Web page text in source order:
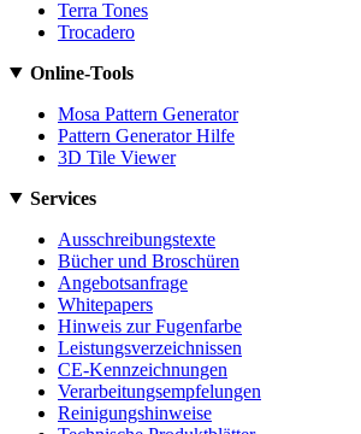
Terra Tones
Trocadero
Online-Tools
Mosa Pattern Generator
Pattern Generator Hilfe
3D Tile Viewer
Services
Ausschreibungstexte
Bücher und Broschüren
Angebotsanfrage
Whitepapers
Hinweis zur Fugenfarbe
Leistungsverzeichnissen
CE-Kennzeichnungen
Verarbeitungsempfelungen
Reinigungshinweise